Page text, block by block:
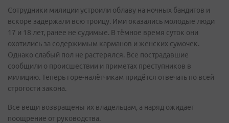
Сотрудники милиции устроили облаву на ночных бандитов и
вскоре задержали всю троицу. Ими оказались молодые люди
17 и 18 лет, ранее не судимые. В тёмное время суток они
охотились за содержимым карманов и женских сумочек.
Однако слабый пол не растерялся. Все пострадавшие
сообщили о происшествии и приметах преступников в
милицию. Теперь горе-налётчикам придётся отвечать по всей
строгости закона.
Все вещи возвращены их владельцам, а наряд ожидает
поощрение от руководства.